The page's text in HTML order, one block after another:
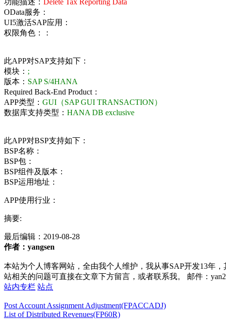
OData服务：
UI5激活SAP应用：
权限角色：：
此APP对SAP支持如下：
模块： ;
版本： SAP S/4HANA
Required Back-End Product：
APP类型： GUI（SAP GUI TRANSACTION）
数据库支持类型： HANA DB exclusive
此APP对BSP支持如下：
BSP名称：
BSP包：
BSP组件及版本：
BSP运用地址：
APP使用行业：
摘要:
最后编辑： 2019-08-28
作者：yangsen
本站为个人博客网站，全由我个人维护，我从事SAP开发13年
站相关的问题可直接在文章下方留言，或者联系我。 邮件：
站内专栏 站点
Post Account Assignment Adjustment(FPACCADJ)
List of Distributed Revenues(FP60R)